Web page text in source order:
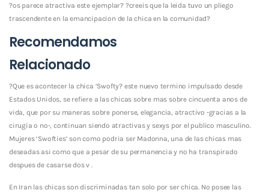
?os parece atractiva este ejemplar? ?creeis que la leida tuvo un pliego
trascendente en la emancipacion de la chica en la comunidad?
Recomendamos
Relacionado
?Que es acontecer la chica ‘Swofty? este nuevo termino impulsado desde
Estados Unidos, se refiere a las chicas sobre mas sobre cincuenta anos de
vida, que por su maneras sobre ponerse, elegancia, atractivo -gracias a la
cirugia o no-, continuan siendo atractivas y sexys por el publico masculino.
Mujeres ‘Swofties’ son como podri­a ser Madonna, una de las chicas mas
deseadas asi­ como que a pesar de su permanencia y no ha transpirado
despues de casarse dos v .
En Iran las chicas son discriminadas tan solo por ser chica. No posee las